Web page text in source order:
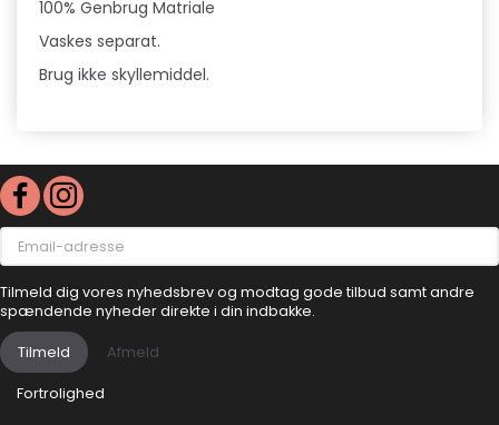
100% Genbrug Matriale
Vaskes separat.
Brug ikke skyllemiddel.
Email-
adresse
Tilmeld dig vores nyhedsbrev og modtag gode tilbud samt andre
spændende nyheder direkte i din indbakke.
Tilmeld Afmeld
Fortrolighed